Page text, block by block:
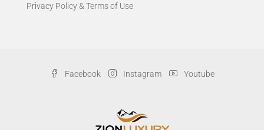
Privacy Policy& Terms of Use
Facebook Instagram Youtube